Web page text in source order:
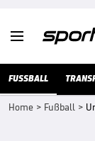

FUSSBALL
Home > Fußball >